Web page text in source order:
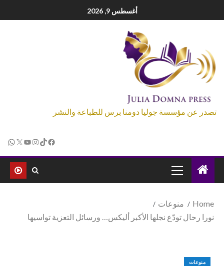
أغسطس 9, 2026
تصدر عن مؤسسة جوليا دومنا برس للطباعة والنشر
Home
منوعات
نورا رحال تودّع نجلها الأكبر أليكس… ورسائل التعزية تواسيها
منوعات